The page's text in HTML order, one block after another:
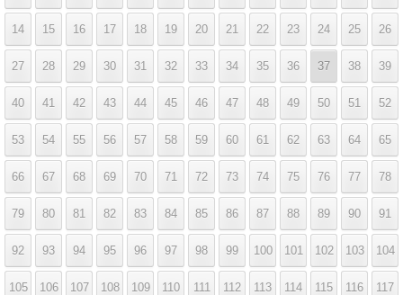
14 15 16 17 18 19 20 21 22 23 24 25 26
27 28 29 30 31 32 33 34 35 36 37 38 39
40 41 42 43 44 45 46 47 48 49 50 51 52
53 54 55 56 57 58 59 60 61 62 63 64 65
66 67 68 69 70 71 72 73 74 75 76 77 78
79 80 81 82 83 84 85 86 87 88 89 90 91
92 93 94 95 96 97 98 99 100 101 102 103 104
105 106 107 108 109 110 111 112 113 114 115 116 117